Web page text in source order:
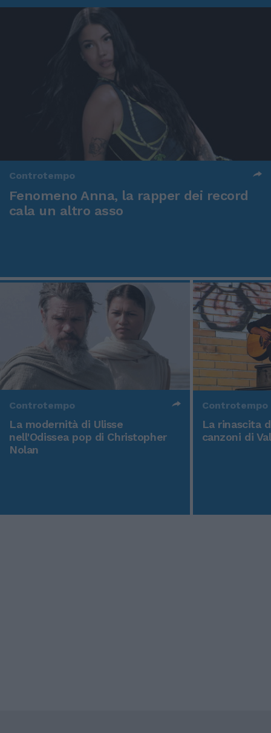
Controtempo
Fenomeno Anna, la rapper dei record
cala un altro asso
Controtempo
La modernità di Ulisse
nell'Odissea pop di Christopher
Nolan
Controtempo
La rinascita
canzoni di